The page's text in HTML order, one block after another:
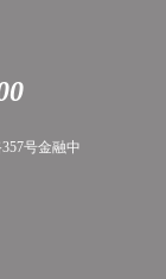
号金融中